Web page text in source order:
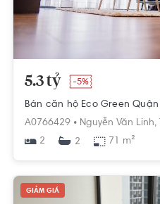
5.3 tỷ -5%
A0766429 • Nguyễn Văn Linh,
2
2 71 m²
GIẢM GIÁ